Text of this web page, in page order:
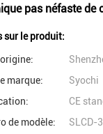
pas néfaste de
sur le produit:
marque:
Syochi
CE
de modèle:
SLCD-